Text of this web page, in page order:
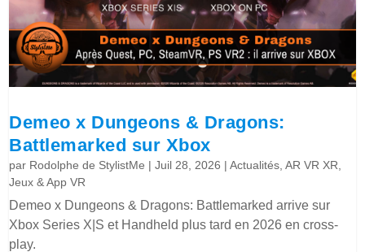
Demeo x Dungeons & Dragons:
Battlemarked sur Xbox
par Rodolphe de StylistMe |Juil 28, 2026 |Actualités ,AR VR XR
Jeux & App VR
Demeo x Dungeons & Dragons: Battlemarked arrive sur
Xbox Series X|S et Handheld plus tard en 2026 en cross-
play.